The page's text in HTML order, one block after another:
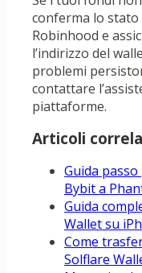
conferma lo
Robinhood e
l’indirizzo del
problemi
contattare
piattaforme.
Articoli
Guida
Bybit a
Guida
Wallet su
Come
Solflare